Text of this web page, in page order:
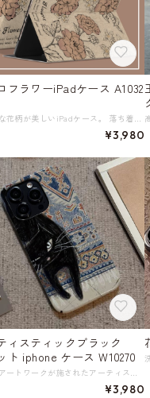
フラワーiPadケース A1032
レトロな花柄が美しいiPadケース。 落ち着いた色合いのデザインは、大人の洗練された雰囲気を演出します。 iPadを保護しながら、ファッション性も両立したい方におすすめです。 ペンシル収納つき。 《カラー》 チューリップ／マグノリア／ピオニー 《サイズ》 ※ご自分の機種に合ったサイズを確認して、オプションで選択してください。 iPad 2022年版 (10.9インチ) iPad 2021年版 (10.2インチ) iPad 2020年版 (10.2インチ) iPad 2019年版 (10.2インチ) iPad 2017/2018 年版 (9.7インチ) iPad Pro 2024年版 (11インチ) iPad Pro 2024年版 (13インチ) iPad Pro 2022年版 (11インチ) iPad Pro 2022年版 (12.9インチ) iPad Pro 2021年版 フルスクリーン版 (12.9インチ) iPad Pro 2020年版 フルスクリーン版 (12.9インチ) iPad Pro 2018年版 フルスクリーン (11インチ) iPad Pro (10.5インチ) iPad Pro (9.7インチ) iPad Air6 2024年版 (11インチ) iPad Air 6 (13インチ) iPad Air 5 (10.9インチ) iPad Air 4 (10.9インチ) iPad Air 3 (10.5インチ) iPad mini 6 (8.3インチ) iPad mini 5 (7.9インチ) iPad mini 4 (7.9インチ) ◇人気のおすすめアイテムをもっと見る https://shop.harmonique.net/categories/5911182 ◇商品を購入する前にこちらの【ご購入前に必ずお読みください】をご確認の上お買い求めください。 https://shop.harmonique.net/blog/2024/06/25/010751 《注意事項》 *harmoniqueではお客様からのご注文を受け、お客様の商品を製作・取り寄せしております。 *基本的にお取り寄せ商品となるため、発送までに《1～3週間前後》お時間をいただいております。 *ご覧いただいているPCやスマートフォンの画面により実物と多少色合いが異なる場合がございます。 *イメージ違いやサイズ違い等、その他お客様都合によりますキャンセル・返品交換はご遠慮ください。 トップページはこちら https://shop.harmonique.net/
¥3,980
ィスティックブラック
ト iphone ケース W10270
独特のアートワークが施されたアーティスティックブラックキャット iphone ケース。 美しいブラックキャットのデザインが際立ち、どんなシーンでも個性的なスタイルを演出します。 《サイズ》 iPhone 16 iPhone 16pro iPhone 16pro max iPhone 16plus iPhone 15 iPhone 15pro iPhone 15plus iPhone 15pro max iPhone 14 iPhone 14pro iPhone 14plus iPhone 14pro max iPhone 13 iPhone 13pro iPhone 13pro max iPhone 13 mini iPhone 12 iPhone 12pro iPhone 12pro max iPhone 12 mini iPhone 11 iPhone 11pro iPhone 11pro max iPhone XS max iPhone XS iPhone XR iPhone X iPhone 8 iPhone 8 plus iPhone 7 iPhone 7 plus ◇人気のおすすめアイテムをもっと見る https://shop.harmonique.net/categories/5911182 ◇商品を購入する前にこちらの【ご購入前に必ずお読みください】をご確認の上お買い求めください。 https://shop.harmonique.net/blog/2024/06/25/010751 《注意事項》 *harmoniqueではお客様からのご注文を受け、お客様の商品を製作・取り寄せしております。 *基本的にお取り寄せ商品となるため、発送までに《1～3週間前後》お時間をいただいております。 *ご覧いただいているPCやスマートフォンの画面により実物と多少色合いが異なる場合がございます。 *イメージ違いやサイズ違い等、その他お客様都合によりますキャンセル・返品交換はご遠慮ください。 トップページはこちら https://shop.harmonique.net/
¥3,980